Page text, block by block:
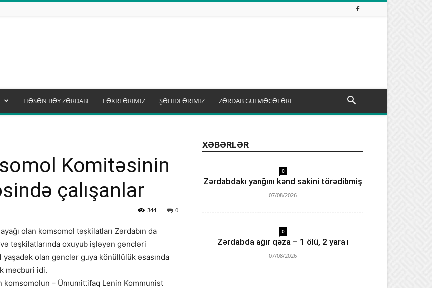
HƏSƏN BƏY ZƏRDABİ FƏXRLƏRİMİZ ŞƏHİDLƏRİMİZ ZƏRDAB GÜLMƏCƏLƏRİ
Komitəsinin
çalışanlar
0
344
olan komsomol təşkilatları Zərdabın da
təşkilatlarında oxuyub işləyən gəncləri
yaşadək olan gənclər guya könüllülük əsasında
məcburi idi.
– Ümumittifaq Lenin Kommunist
XƏBƏRLƏR
0
Zərdabdakı yanğını kənd sakini törədibmiş
07/08/2026
0
Zərdabda ağır qəza – 1 ölü, 2 yaralı
07/08/2026